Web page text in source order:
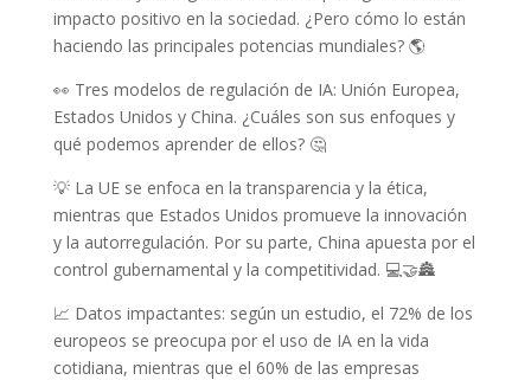
impacto positivo en la sociedad. ¿Pero cómo lo están
haciendo las principales potencias mundiales? 🌎
👀 Tres modelos de regulación de IA: Unión Europea,
Estados Unidos y China. ¿Cuáles son sus enfoques y
qué podemos aprender de ellos? 🤔
💡 La UE se enfoca en la transparencia y la ética,
mientras que Estados Unidos promueve la innovación
y la autorregulación. Por su parte, China apuesta por el
control gubernamental y la competitividad. 💻🤝🏯
📈 Datos impactantes: según un estudio, el 72% de los
europeos se preocupa por el uso de IA en la vida
cotidiana, mientras que el 60% de las empresas